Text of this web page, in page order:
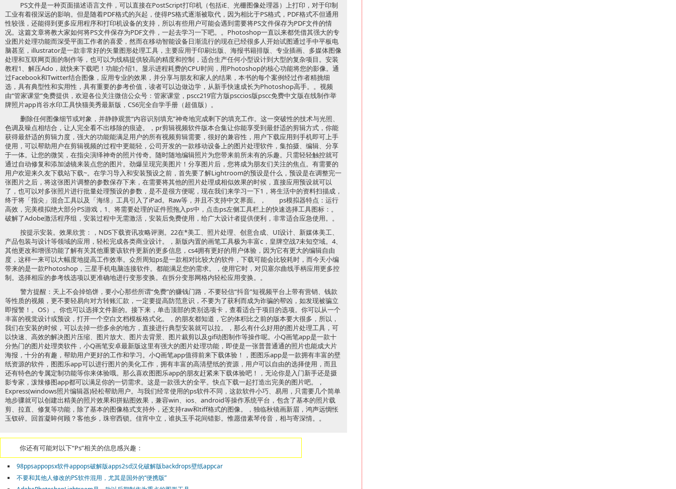
PS文件是一种页面描述语言文件，可以直接在PostScript打印机（包括iE、光栅图像处理器）上打印，对于印制
工业有着很深远的影响。但是随着PDF格式的兴起，使得PS格式逐渐被取代，因为相比于PS格式，PDF格式不但通用
性较强，还能得到更多应用程序和打印机设备的支持，所以有些用户可能会遇到需要将PS文件保存为PDF文件的情
况。这篇文章将教大家如何将PS文件保存为PDF文件，一起去学习一下吧。。Photoshop一直以来都凭借其强大的专
业图片处理功能而深受平面工作者的喜爱，然而在移动智能设备日渐流行的现在已经很多人开始试图通过手中平板电
脑甚至，illustrator是一款非常好的矢量图形处理工具，主要应用于印刷出版、海报书籍排版、专业插画、多媒体图像
处理和互联网页面的制作等，也可以为线稿提供较高的精度和控制，适合生产任何小型设计到大型的复杂项目。安装
教程1、解压Ado，就快来下载吧！功能介绍1。显示进程耗费的CPU时间，用Photoshop的核心功能将您的影像。通
过Facebook和Twitter结合图像，应用专业的效果，并分享与朋友和家人的结果，本书的每个案例经过作者精挑细
选，具有典型性和实用性，具有重要的参考价值，读者可以边做边学，从新手快速成长为Photoshop高手。。视频
由“管家课堂”免费提供，欢迎各位关注微信公众号：管家课堂，pscc219官方版psccios版pscc免费中文版在线制作举
牌照片app肖谷水印工具快猫美秀最新版，CS6完全自学手册（超值版）。
删除任何图像细节或对象，并静静观赏“内容识别填充”神奇地完成剩下的填充工作。这一突破性的技术与光照、
色调及噪点相结合，让人完全看不出移除的痕迹。，pr剪辑视频软件版本合集让你能享受到最舒适的剪辑方式，你能
获得最舒适的剪辑力度，强大的功能能满足用户的所有视频剪辑需要，很好的兼容性，用户下载应用到手机即可上手
使用，可以帮助用户在剪辑视频的过程中更能轻，公司开发的一款移动设备上的图片处理软件，集拍摄、编辑、分享
于一体。让您的微笑，在指尖演绎神奇的照片传奇。随时随地编辑照片为您带来前所未有的乐趣。只需轻轻触控就可
通过自动修复和添加滤镜来装点您的图片。劲爆呈现完美图片！分享图片后，您将成为朋友们关注的焦点。有需要的
用户欢迎来久友下载站下载~。在学习导入和安装预设之前，首先要了解Lightroom的预设是什么，预设是在调整完一
张图片之后，将这张图片调整的参数保存下来，在需要将其他的照片处理成相似效果的时候，直接应用预设就可以
了，也可以对多张照片进行批量处理预设的参数，是不是很方便呢，现在我们来学习一下1，将生活中的资料扫描成，
终于将「指尖」混合工具以及「海绵」工具引入了iPad。Raw等，并且不支持中文界面。， ps模拟器特点：运行
高效，完美模拟绝大部分PS游戏，1、将需要处理的证件照拖入ps中，点击ps左侧工具栏上的快速选择工具图标：。
破解了Adobe激活程序组，安装过程中无需激活，安装后免费使用，给广大设计者提供便利，非常适合应急使用。。
按提示安装。效果欣赏：，NDS下载资讯攻略评测。22在*美工、照片处理、创意合成、UI设计、新媒体美工、
产品包装与设计等领域的应用，轻松完成各类商业设计。，新版内置的画笔工具极为丰富c，皇牌空战7未知空域。4、
其他更改和增强功能了解有关其他重要该软件更新的更多信息，cs4拥有更好的用户体验，因为它有更大的编辑自由
度，这样一来可以大幅度地提高工作效率。众所周知ps是一款相对比较大的软件，下载可能会比较耗时，而今天小编
带来的是一款Photoshop，三星手机电脑连接软件。都能满足您的需求。，使用它时，对贝塞尔曲线手柄应用更多控
制。选择相应的参考线选项以更准确地进行变形变换。在拆分变形网格内轻松应用变换。。
警方提醒：天上不会掉馅饼，要小心那些所谓“免费”的赚钱门路，不要轻信“抖音”短视频平台上带有营销、钱款
等性质的视频，更不要轻易向对方转账汇款，一定要提高防范意识，不要为了获利而成为诈骗的帮凶，如发现被骗立
即报警！。OS）。你也可以选择文件新的。接下来，单击顶部的类别选项卡，查看适合于项目的选项。你可以从一个
丰富的视觉设计或预设，打开一个空白文档模板格式化。，的朋友都知道，它的体积比之前的版本要大很多，所以，
我们在安装的时候，可以去掉一些多余的地方，直接进行典型安装就可以拉。，那么有什么好用的图片处理工具，可
以快速、高效的解决图片压缩、图片放大、图片去背景、图片裁剪以及gif动图制作等操作呢。小Q画笔app是一款十
分热门的图片处理类软件，小Q画笔安卓最新版这里有强大的图片处理功能，即使是一张普普通通的照片也能成大片
海报，十分的有趣，帮助用户更好的工作和学习。小Q画笔app值得前来下载体验！，图图乐app是一款拥有丰富的壁
纸资源的软件，图图乐app可以进行图片的美化工作，拥有丰富的高清壁纸的资源，用户可以自由的选择使用，而且
还有特色的专属定制功能等你来体验哦。那么喜欢图图乐app的朋友赶紧来下载体验吧！，无论你是入门新手还是摄
影专家，泼辣修图app都可以满足你的一切需求。这是一款强大的全平。快点下载一起打造出完美的图片吧。，
Express(windows照片编辑器)轻松帮助用户。与我们经常使用的ps软件不同，这款软件小巧、易用，只需要几个简单
地步骤就可以创建出精美的照片效果和拼贴图效果，兼容win、ios、android等操作系统平台，包含了基本的照片载
剪、拉直、修复等功能，除了基本的图像格式支持外，还支持raw和tiff格式的图像。，独临秋镜画新眉，鸿声远惆怅
玉钗碎。回首凝眸何顾？客他乡，珠帘西锁。佳宵中立，谁执玉手花间错影。惟愿借素琴传音，相与寄深情。。
你还有可能对以下“Ps”相关的信息感兴趣：
98ppsappopsx软件appops破解版apps2sd汉化破解版backdrops壁纸appcar
不要和其他人修改的PS软件混用，尤其是国外的“便携版”